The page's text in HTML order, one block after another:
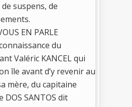
suspens, de
EN PARLE
du
Valéric KANCEL qui
île avant d’y revenir au
mère, du capitaine
DOS SANTOS dit